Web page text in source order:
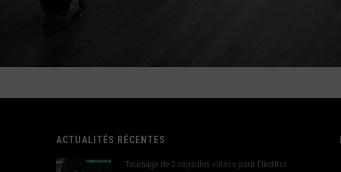
ACTUALITÉS RÉCENTES
Tournage de 2 capsules vidéos pour l’Institut